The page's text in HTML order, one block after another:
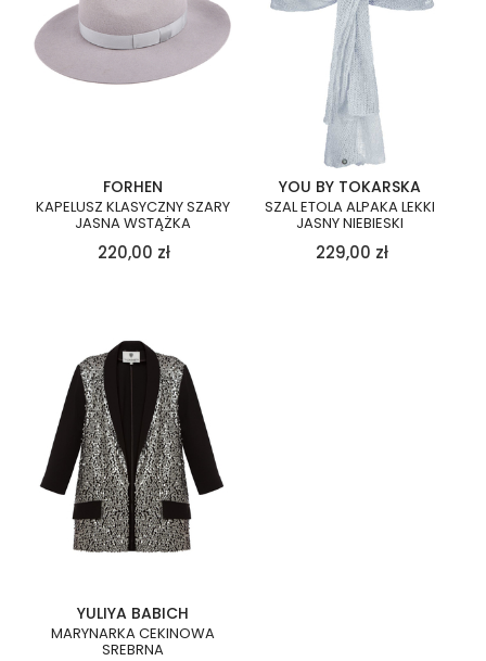
FORHEN
KAPELUSZ KLASYCZNY SZARY
JASNA WSTĄŻKA
220,00 zł
YOU BY TOKARSKA
SZAL ETOLA ALPAKA LEKKI
JASNY NIEBIESKI
229,00 zł
YULIYA BABICH
MARYNARKA CEKINOWA
SREBRNA